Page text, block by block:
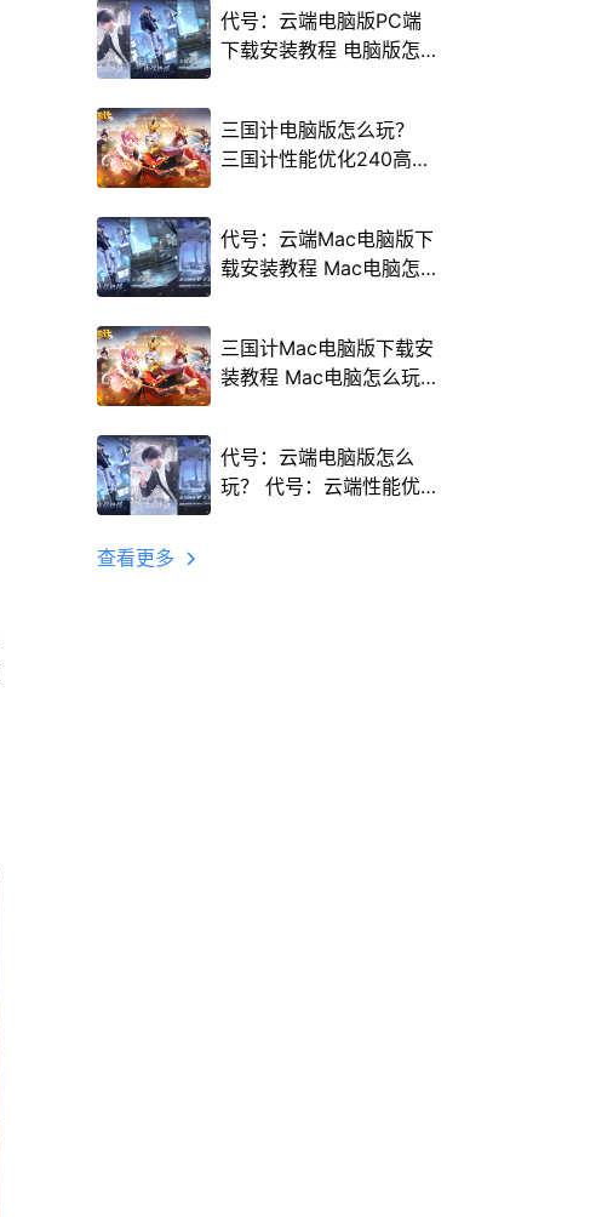
代号：云端电脑版PC端
下载安装教程 电脑版怎
三国计电脑版怎么玩？
三国计性能优化240高帧
代号：云端Mac电脑版下
载安装教程 Mac电脑怎
三国计Mac电脑版下载安
装教程 Mac电脑怎么玩
代号：云端电脑版怎么
玩？ 代号：云端性能优
查看更多